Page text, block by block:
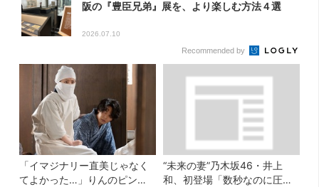
阪の『豊臣兄弟』展を、より楽しむ方法４選
2026.07.10
Recommended by
「イマジナリー直美じゃなく
てよかった…」りんのピンチ
“未来の妻”乃木坂46・井上
和、初登場「数秒なのに圧